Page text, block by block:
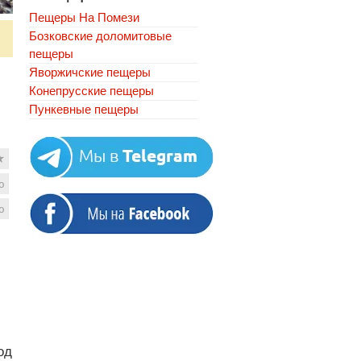
Пещеры На Помези
Бозковские доломитовые
пещеры
Яворжичские пещеры
Конепрусские пещеры
Пункевныe пещеры